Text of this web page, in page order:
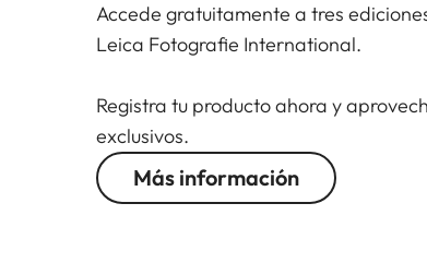
Accede gratuitamente a tres
Leica Fotografie International.
Registra tu producto ahora y
exclusivos.
Más información